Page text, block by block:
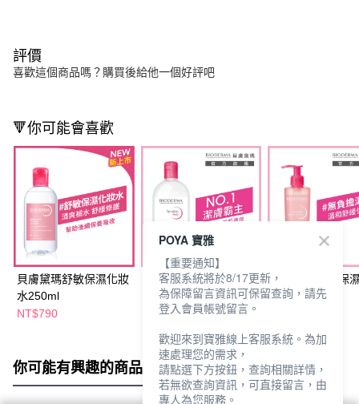
評價
喜歡這個商品嗎？購買後給他一個好評吧
🔻你可能會喜歡
貝膚黛瑪舒敏保濕化妝
水250ml
NT$790
貝膚黛瑪舒敏高效潔膚
液500ml
NT$699
貝膚黛瑪舒敏保
凝露200ml
你可能有興趣的商品 全站排行
POYA 寶雅
【重要通知】
客服系統將於8/17更新，
為保障留言資訊可保留查詢，請先
登入會員帳號留言。
歡迎來到寶雅線上客服系統。為加
速處理您的需求，
請點選下方按鈕，查詢相關詳情，
若無欲查詢資訊，可直接留言，由
專人為您服務。